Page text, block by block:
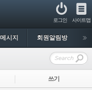
사이트맵
로그인
시지 회원알림방
쓰기